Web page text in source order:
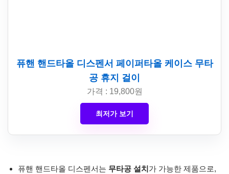
퓨핸 핸드타올 디스펜서 페이퍼타올 케이스 무타
공 휴지 걸이
가격 : 19,800원
최저가 보기
퓨핸 핸드타올 디스펜서는 무타공 설치가 가능한 제품으로,